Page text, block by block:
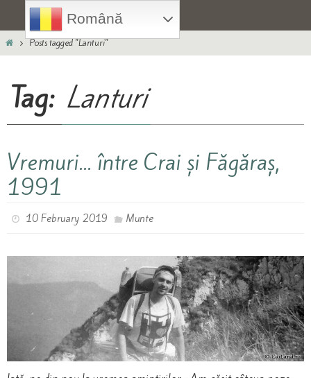
content
HomePosts tagged "Lanturi"
Tag: Lanturi
Vremuri… între Crai și Făgăraș,
1991
10 February 2019 Munte
Română